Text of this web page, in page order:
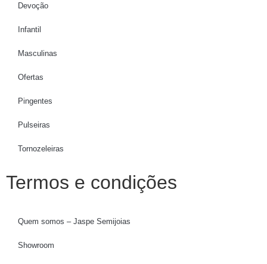
Devoção
Infantil
Masculinas
Ofertas
Pingentes
Pulseiras
Tornozeleiras
Termos e condições
Quem somos – Jaspe Semijoias
Showroom